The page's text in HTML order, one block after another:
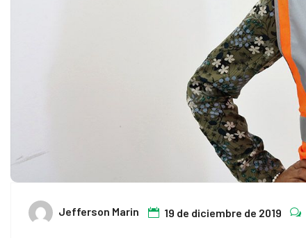
Jefferson Marin 19 de diciembre de 2019